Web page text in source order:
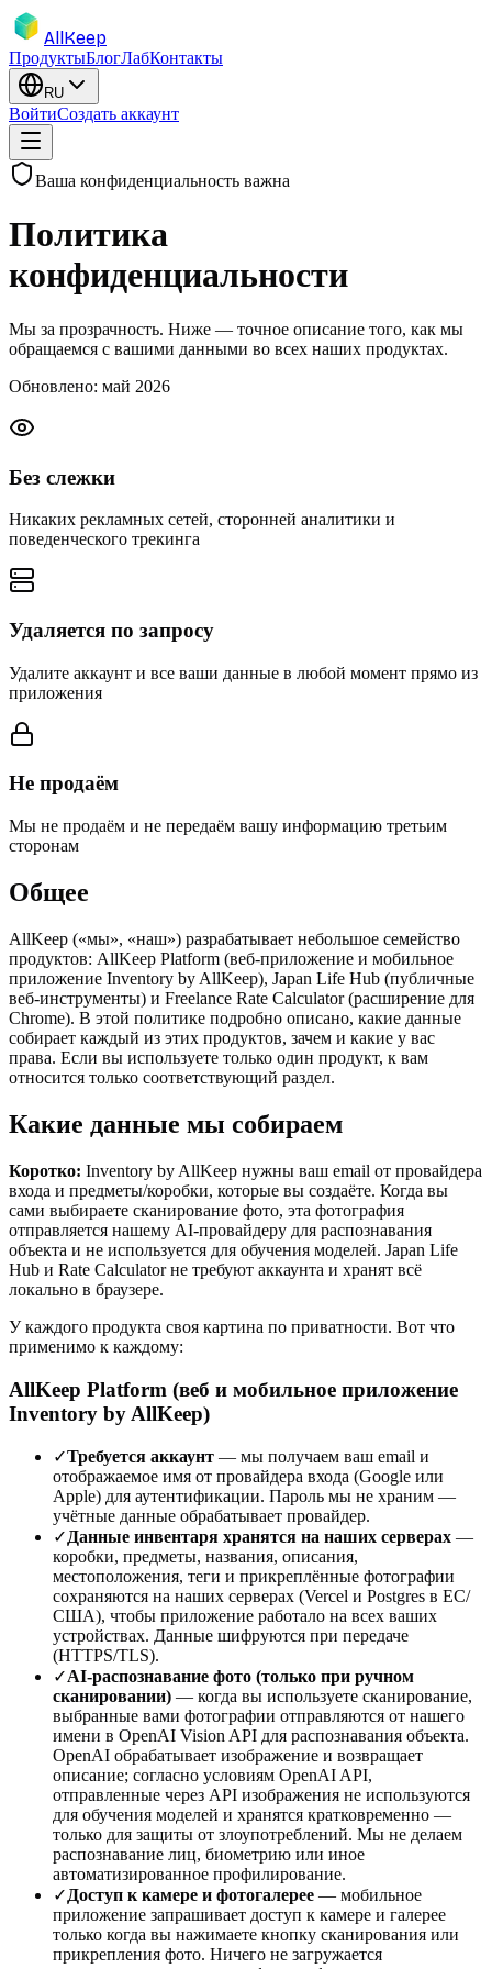
AllKeep
ПродуктыБлогЛабКонтакты
RU
ВойтиСоздать аккаунт
Ваша конфиденциальность важна
Политика
конфиденциальности
Мы за прозрачность. Ниже — точное описание того, как мы
обращаемся с вашими данными во всех наших продуктах.
Обновлено: май 2026
Без слежки
Никаких рекламных сетей, сторонней аналитики и
поведенческого трекинга
Удаляется по запросу
Удалите аккаунт и все ваши данные в любой момент прямо из
приложения
Не продаём
Мы не продаём и не передаём вашу информацию третьим
сторонам
Общее
AllKeep («мы», «наш») разрабатывает небольшое семейство
продуктов: AllKeep Platform (веб-приложение и мобильное
приложение Inventory by AllKeep), Japan Life Hub (публичные
веб-инструменты) и Freelance Rate Calculator (расширение для
Chrome). В этой политике подробно описано, какие данные
собирает каждый из этих продуктов, зачем и какие у вас
права. Если вы используете только один продукт, к вам
относится только соответствующий раздел.
Какие данные мы собираем
Коротко: Inventory by AllKeep нужны ваш email от провайдера
входа и предметы/коробки, которые вы создаёте. Когда вы
сами выбираете сканирование фото, эта фотография
отправляется нашему AI-провайдеру для распознавания
объекта и не используется для обучения моделей. Japan Life
Hub и Rate Calculator не требуют аккаунта и хранят всё
локально в браузере.
У каждого продукта своя картина по приватности. Вот что
применимо к каждому:
AllKeep Platform (веб и мобильное приложение
Inventory by AllKeep)
✓Требуется аккаунт — мы получаем ваш email и
отображаемое имя от провайдера входа (Google или
Apple) для аутентификации. Пароль мы не храним —
учётные данные обрабатывает провайдер.
✓ Данные инвентаря хранятся на наших серверах —
коробки, предметы, названия, описания,
местоположения, теги и прикреплённые фотографии
сохраняются на наших серверах (Vercel и Postgres в ЕС/
США), чтобы приложение работало на всех ваших
устройствах. Данные шифруются при передаче
(HTTPS/TLS).
✓AI-распознавание фото (только при ручном
сканировании) — когда вы используете сканирование,
выбранные вами фотографии отправляются от нашего
имени в OpenAI Vision API для распознавания объекта.
OpenAI обрабатывает изображение и возвращает
описание; согласно условиям OpenAI API,
отправленные через API изображения не используются
для обучения моделей и хранятся кратковременно —
только для защиты от злоупотреблений. Мы не делаем
распознавание лиц, биометрию или иное
автоматизированное профилирование.
✓ Доступ к камере и фотогалерее — мобильное
приложение запрашивает доступ к камере и галерее
только когда вы нажимаете кнопку сканирования или
прикрепления фото. Ничего не загружается